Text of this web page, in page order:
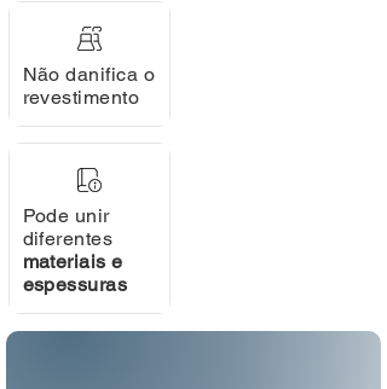
Não danifica o
revestimento
Pode unir
diferentes
materiais e
espessuras